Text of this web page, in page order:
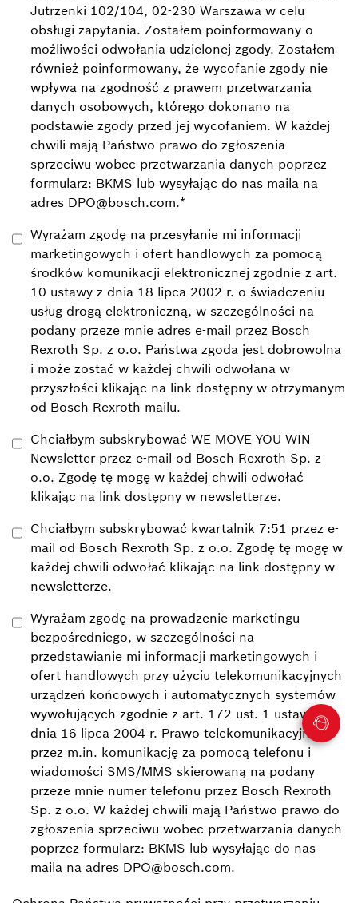
Jutrzenki 102/104, 02-230 Warszawa w celu
obsługi zapytania. Zostałem poinformowany o
możliwości odwołania udzielonej zgody. Zostałem
również poinformowany, że wycofanie zgody nie
wpływa na zgodność z prawem przetwarzania
danych osobowych, którego dokonano na
podstawie zgody przed jej wycofaniem. W każdej
chwili mają Państwo prawo do zgłoszenia
sprzeciwu wobec przetwarzania danych poprzez
formularz: BKMS lub wysyłając do nas maila na
adres DPO@bosch.com.*
Wyrażam zgodę na przesyłanie mi informacji
marketingowych i ofert handlowych za pomocą
środków komunikacji elektronicznej zgodnie z art.
10 ustawy z dnia 18 lipca 2002 r. o świadczeniu
usług drogą elektroniczną, w szczególności na
podany przeze mnie adres e-mail przez Bosch
Rexroth Sp. z o.o. Państwa zgoda jest dobrowolna
i może zostać w każdej chwili odwołana w
przyszłości klikając na link dostępny w otrzymanym
od Bosch Rexroth mailu.
Chciałbym subskrybować WE MOVE YOU WIN
Newsletter przez e-mail od Bosch Rexroth Sp. z
o.o. Zgodę tę mogę w każdej chwili odwołać
klikając na link dostępny w newsletterze.
Chciałbym subskrybować kwartalnik 7:51 przez e-
mail od Bosch Rexroth Sp. z o.o. Zgodę tę mogę w
każdej chwili odwołać klikając na link dostępny w
newsletterze.
Wyrażam zgodę na prowadzenie marketingu
bezpośredniego, w szczególności na
przedstawianie mi informacji marketingowych i
ofert handlowych przy użyciu telekomunikacyjnych
urządzeń końcowych i automatycznych systemów
wywołujących zgodnie z art. 172 ust. 1 ustawy z
dnia 16 lipca 2004 r. Prawo telekomunikacyjne
przez m.in. komunikację za pomocą telefonu i
wiadomości SMS/MMS skierowaną na podany
przeze mnie numer telefonu przez Bosch Rexroth
Sp. z o.o. W każdej chwili mają Państwo prawo do
zgłoszenia sprzeciwu wobec przetwarzania danych
poprzez formularz: BKMS lub wysyłając do nas
maila na adres DPO@bosch.com.